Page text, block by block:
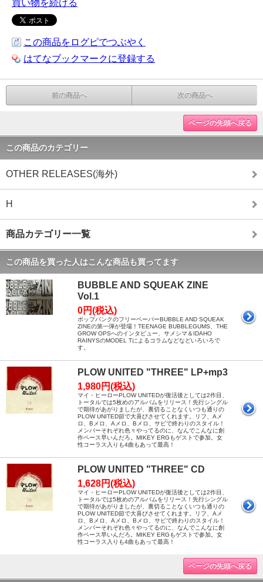
買い物を続ける
この商品をログピでつぶやく
はてなブックマークに登録する
前の商品へ 次の商品へ
ページの先頭へ戻る
この商品のカテゴリー
OTHER RELEASES(海外)
H
商品カテゴリー一覧
この商品を買った人はこんな商品も買ってます
BUBBLE AND SQUEAK ZINE
Vol.1
0円(税込)
ポップパンクのフリーペーパーBUBBLE AND SQUEAK
ZINEの第一弾が登場！TEENAGE BUBBLEGUMS、THE
GROW OPSへのインタビュー、サメシマ＆IDAHO
RAINYSのMODEL Tによるコラムなどなどいろいろで
す。
PLOW UNITED "THREE" LP+mp3
1,980円(税込)
マイ・ヒーローPLOW UNITEDが復活後としては2作目、
トータルでは5枚めのアルバムをリリース！先行シングル
で期待があがりましたが、裏切ることなくいつも通りの
PLOW UNITED節で大喜びさせてくれます。リフ、Aメ
ロ、Bメロ、Aメロ、Bメロ、サビで終わりのスタイル！
メンバーそれぞれ色々やってるのに、なんでこんなに創
作ペース早いんだろ。MIKEY ERGもゲストで参加。女
性コーラス入りも4曲もあって最高！
PLOW UNITED "THREE" CD
1,628円(税込)
マイ・ヒーローPLOW UNITEDが復活後としては2作目、
トータルでは5枚めのアルバムをリリース！先行シングル
で期待があがりましたが、裏切ることなくいつも通りの
PLOW UNITED節で大喜びさせてくれます。リフ、Aメ
ロ、Bメロ、Aメロ、Bメロ、サビで終わりのスタイル！
メンバーそれぞれ色々やってるのに、なんでこんなに創
作ペース早いんだろ。MIKEY ERGもゲストで参加。女
性コーラス入りも4曲もあって最高！
ページの先頭へ戻る